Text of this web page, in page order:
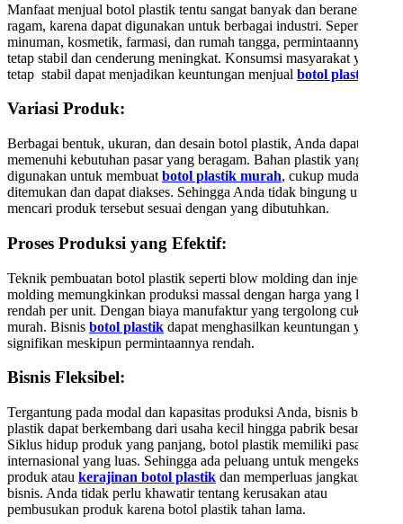
Manfaat menjual botol plastik tentu sangat banyak dan beraneka
ragam, karena dapat digunakan untuk berbagai industri. Seperti
minuman, kosmetik, farmasi, dan rumah tangga, permintaannya
tetap stabil dan cenderung meningkat. Konsumsi masyarakat yang
tetap stabil dapat menjadikan keuntungan menjual botol plastik
Variasi Produk:
Berbagai bentuk, ukuran, dan desain botol plastik, Anda dapat
memenuhi kebutuhan pasar yang beragam. Bahan plastik yang
digunakan untuk membuat botol plastik murah, cukup mudah
ditemukan dan dapat diakses. Sehingga Anda tidak bingung untuk
mencari produk tersebut sesuai dengan yang dibutuhkan.
Proses Produksi yang Efektif:
Teknik pembuatan botol plastik seperti blow molding dan injection
molding memungkinkan produksi massal dengan harga yang lebih
rendah per unit. Dengan biaya manufaktur yang tergolong cukup
murah. Bisnis botol plastik dapat menghasilkan keuntungan yang
signifikan meskipun permintaannya rendah.
Bisnis Fleksibel:
Tergantung pada modal dan kapasitas produksi Anda, bisnis botol
plastik dapat berkembang dari usaha kecil hingga pabrik besar.
Siklus hidup produk yang panjang, botol plastik memiliki pasar
internasional yang luas. Sehingga ada peluang untuk mengekspor
produk atau kerajinan botol plastik dan memperluas jangkauan
bisnis. Anda tidak perlu khawatir tentang kerusakan atau
pembusukan produk karena botol plastik tahan lama.